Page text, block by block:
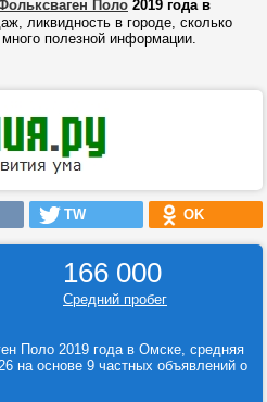
Поло 2019 года в
ликвидность в городе, сколько
полезной информации.
TW OK
166 000
Средний пробег
Поло 2019 года в Омске, средняя
на основе 9 частных объявлений о